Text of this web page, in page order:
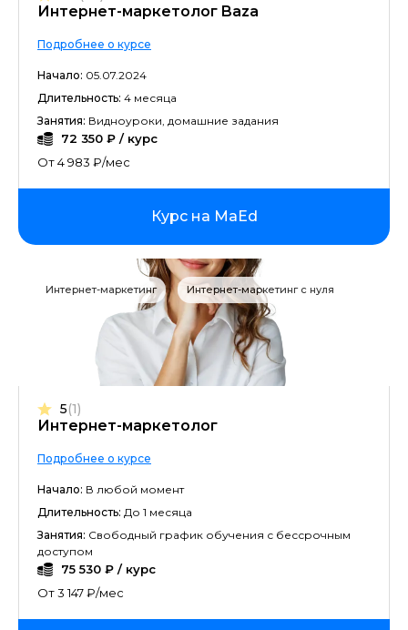
Интернет-маркетолог Baza
Подробнее о курсе
Начало: 05.07.2024
Длительность: 4 месяца
Занятия: Видноуроки, домашние задания
72 350 ₽ / курс
От 4 983 ₽/мес
Курс на MaEd
Интернет-маркетинг Интернет-маркетинг с нуля
Интернет-маркетолог
5(1)
Подробнее о курсе
Начало: В любой момент
Длительность: До 1 месяца
Занятия: Свободный график обучения с бессрочным
доступом
75 530 ₽ / курс
От 3 147 ₽/мес